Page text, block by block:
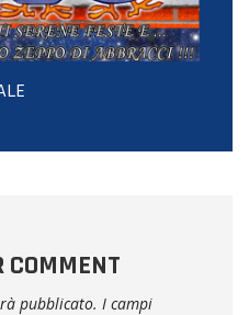
COMMENT
pubblicato. I campi